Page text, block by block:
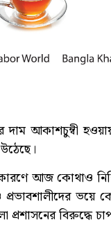
আকাশচুম্বী
আজ কোথাও
ভয়ে
বিরুদ্ধে